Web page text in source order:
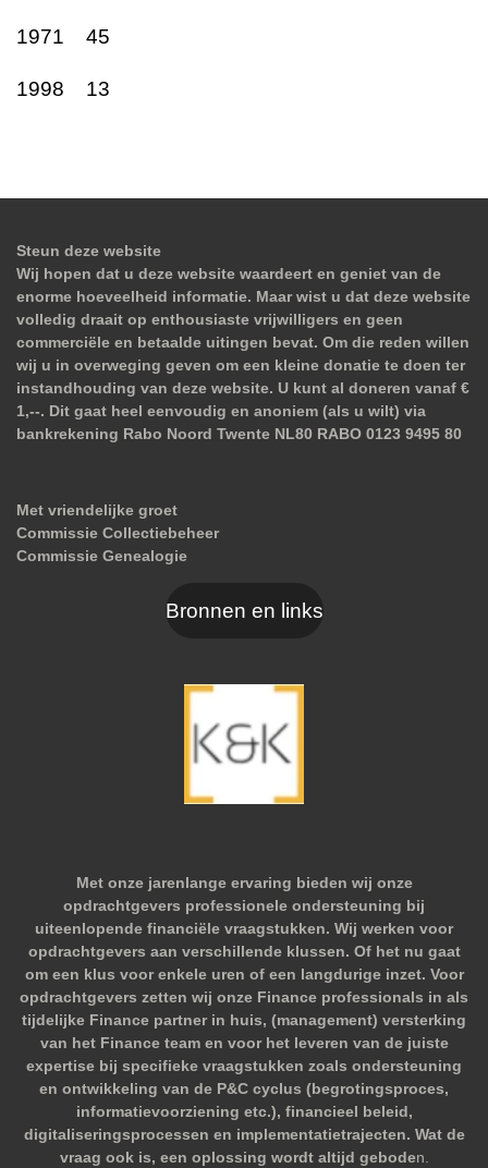
1971 45
1998 13
Steun deze website
Wij hopen dat u deze website waardeert en geniet van de
enorme hoeveelheid informatie. Maar wist u dat deze website
volledig draait op enthousiaste vrijwilligers en geen
commerciële en betaalde uitingen bevat. Om die reden willen
wij u in overweging geven om een kleine donatie te doen ter
instandhouding van deze website. U kunt al doneren vanaf €
1,--. Dit gaat heel eenvoudig en anoniem (als u wilt) via
bankrekening Rabo Noord Twente NL80 RABO 0123 9495 80
Met vriendelijke groet
Commissie Collectiebeheer
Commissie Genealogie
Bronnen en links
Met onze jarenlange ervaring bieden wij onze
opdrachtgevers professionele ondersteuning bij
uiteenlopende financiële vraagstukken. Wij werken voor
opdrachtgevers aan verschillende klussen. Of het nu gaat
om een klus voor enkele uren of een langdurige inzet. Voor
opdrachtgevers zetten wij onze Finance professionals in als
tijdelijke Finance partner in huis, (management) versterking
van het Finance team en voor het leveren van de juiste
expertise bij specifieke vraagstukken zoals ondersteuning
en ontwikkeling van de P&C cyclus (begrotingsproces,
informatievoorziening etc.), financieel beleid,
digitaliseringsprocessen en implementatietrajecten. Wat de
vraag ook is, een oplossing wordt altijd geboden.